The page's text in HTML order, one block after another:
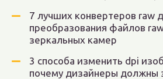
7 лучших конвертеров raw
преобразования файлов
зеркальных камер
3 способа изменить dpi
почему дизайнеры должны